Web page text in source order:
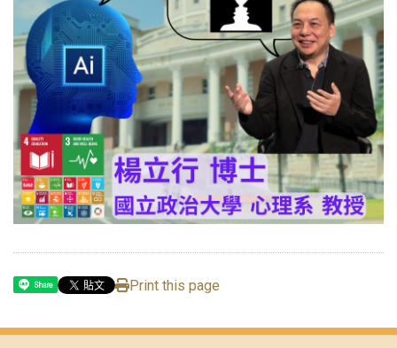
Share Print this page